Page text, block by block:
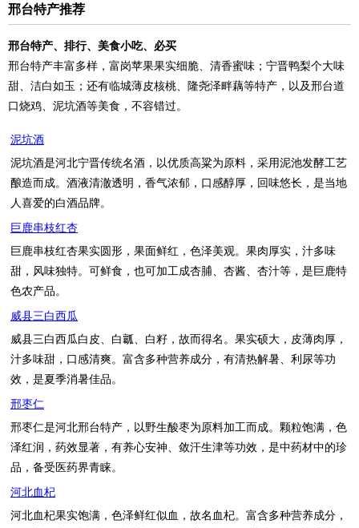
邢台特产推荐
邢台特产、排行、美食小吃、必买
邢台特产丰富多样，富岗苹果果实细脆、清香蜜味；宁晋鸭梨个大味
甜、洁白如玉；还有临城薄皮核桃、隆尧泽畔藕等特产，以及邢台道
口烧鸡、泥坑酒等美食，不容错过。
泥坑酒
泥坑酒是河北宁晋传统名酒，以优质高粱为原料，采用泥池发酵工艺
酿造而成。酒液清澈透明，香气浓郁，口感醇厚，回味悠长，是当地
人喜爱的白酒品牌。
巨鹿串枝红杏
巨鹿串枝红杏果实圆形，果面鲜红，色泽美观。果肉厚实，汁多味
甜，风味独特。可鲜食，也可加工成杏脯、杏酱、杏汁等，是巨鹿特
色农产品。
威县三白西瓜
威县三白西瓜白皮、白瓤、白籽，故而得名。果实硕大，皮薄肉厚，
汁多味甜，口感清爽。富含多种营养成分，有清热解暑、利尿等功
效，是夏季消暑佳品。
邢枣仁
邢枣仁是河北邢台特产，以野生酸枣为原料加工而成。颗粒饱满，色
泽红润，药效显著，有养心安神、敛汗生津等功效，是中药材中的珍
品，备受医药界青睐。
河北血杞
河北血杞果实饱满，色泽鲜红似血，故名血杞。富含多种营养成分，